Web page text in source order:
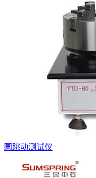
圆跳动测试仪